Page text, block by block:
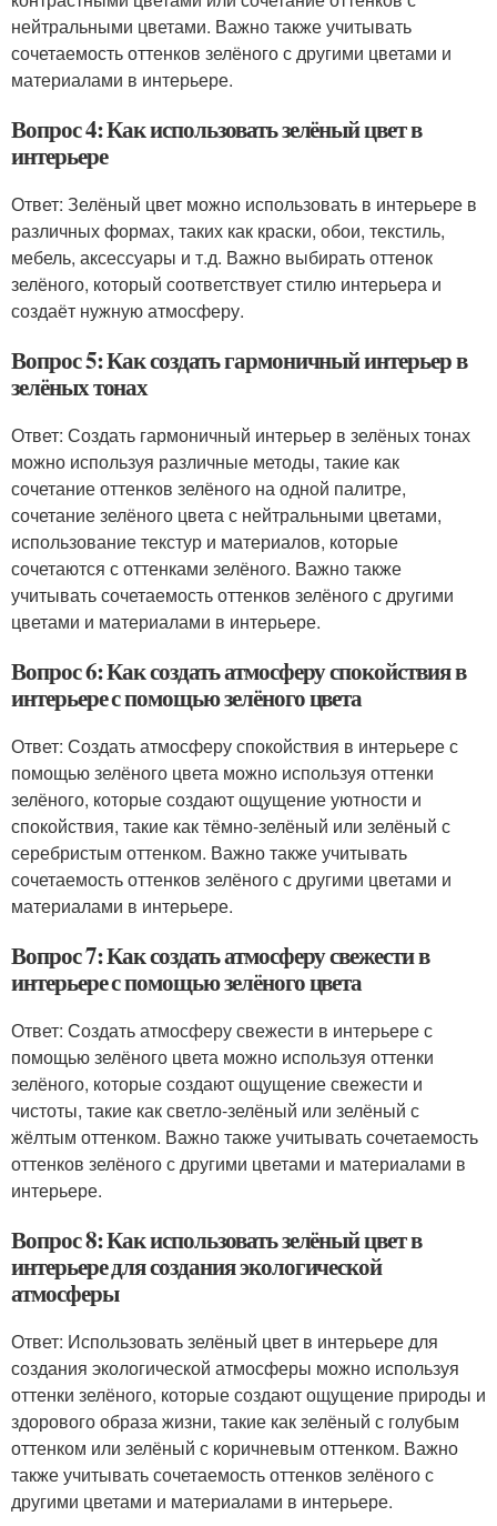
нейтральными цветами. Важно также учитывать
сочетаемость оттенков зелёного с другими цветами и
материалами в интерьере.
Вопрос 4: Как использовать зелёный цвет в
интерьере
Ответ: Зелёный цвет можно использовать в интерьере в
различных формах, таких как краски, обои, текстиль,
мебель, аксессуары и т.д. Важно выбирать оттенок
зелёного, который соответствует стилю интерьера и
создаёт нужную атмосферу.
Вопрос 5: Как создать гармоничный интерьер в
зелёных тонах
Ответ: Создать гармоничный интерьер в зелёных тонах
можно используя различные методы, такие как
сочетание оттенков зелёного на одной палитре,
сочетание зелёного цвета с нейтральными цветами,
использование текстур и материалов, которые
сочетаются с оттенками зелёного. Важно также
учитывать сочетаемость оттенков зелёного с другими
цветами и материалами в интерьере.
Вопрос 6: Как создать атмосферу спокойствия в
интерьере с помощью зелёного цвета
Ответ: Создать атмосферу спокойствия в интерьере с
помощью зелёного цвета можно используя оттенки
зелёного, которые создают ощущение уютности и
спокойствия, такие как тёмно-зелёный или зелёный с
серебристым оттенком. Важно также учитывать
сочетаемость оттенков зелёного с другими цветами и
материалами в интерьере.
Вопрос 7: Как создать атмосферу свежести в
интерьере с помощью зелёного цвета
Ответ: Создать атмосферу свежести в интерьере с
помощью зелёного цвета можно используя оттенки
зелёного, которые создают ощущение свежести и
чистоты, такие как светло-зелёный или зелёный с
жёлтым оттенком. Важно также учитывать сочетаемость
оттенков зелёного с другими цветами и материалами в
интерьере.
Вопрос 8: Как использовать зелёный цвет в
интерьере для создания экологической
атмосферы
Ответ: Использовать зелёный цвет в интерьере для
создания экологической атмосферы можно используя
оттенки зелёного, которые создают ощущение природы и
здорового образа жизни, такие как зелёный с голубым
оттенком или зелёный с коричневым оттенком. Важно
также учитывать сочетаемость оттенков зелёного с
другими цветами и материалами в интерьере.